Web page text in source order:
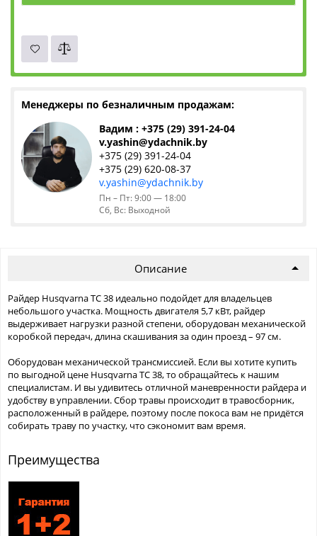
Менеджеры по безналичным продажам:
Вадим : +375 (29) 391-24-04
v.yashin@ydachnik.by
+375 (29) 391-24-04
+375 (29) 620-08-37
v.yashin@ydachnik.by
Пн – Пт: 9:00 — 18:00
Сб, Вс: Выходной
Описание
Райдер Husqvarna TC 38 идеально подойдет для владельцев
небольшого участка. Мощность двигателя 5,7 кВт, райдер
выдерживает нагрузки разной степени, оборудован механической
коробкой передач, длина скашивания за один проезд – 97 см.
Оборудован механической трансмиссией. Если вы хотите купить
по выгодной цене Husqvarna TC 38, то обращайтесь к нашим
специалистам. И вы удивитесь отличной маневренности райдера и
удобству в управлении. Сбор травы происходит в травосборник,
расположенный в райдере, поэтому после покоса вам не придётся
собирать траву по участку, что сэкономит вам время.
Преимущества